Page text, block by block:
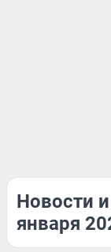
Новости
января